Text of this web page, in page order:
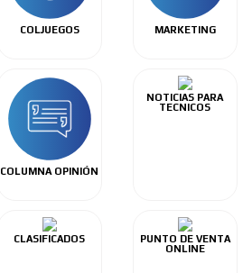
COLJUEGOS MARKETING
COLUMNA OPINIÓN
NOTICIAS PARA
TECNICOS
CLASIFICADOS
PUNTO DE VENTA
ONLINE